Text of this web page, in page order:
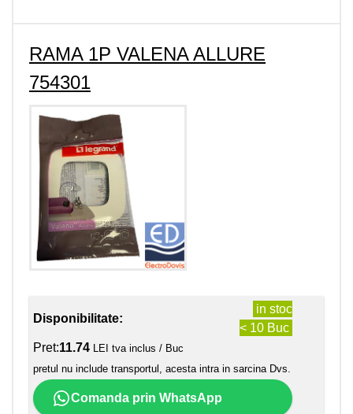
RAMA 1P VALENA ALLURE
754301
Disponibilitate:
in stoc
< 10 Buc
Pret:11.74 LEI tva inclus / Buc
pretul nu include transportul, acesta intra in sarcina Dvs.
Comanda prin WhatsApp